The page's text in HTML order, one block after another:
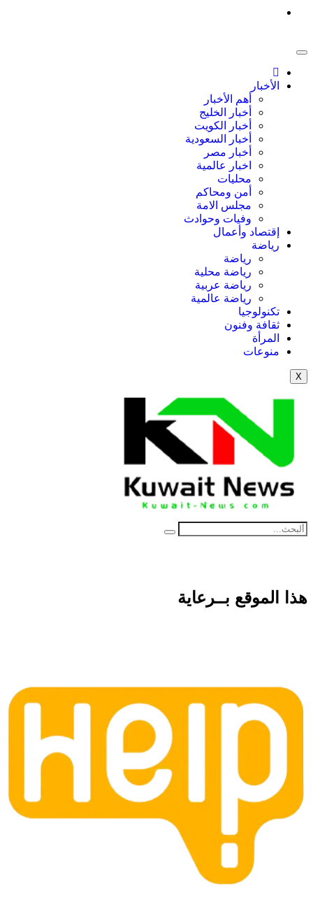
الأخبار
أهم الأخبار
أخبار الخليج
أخبار الكويت
أخبار السعودية
أخبار مصر
اخبار عالمية
محليات
أمن ومحاكم
مجلس الامة
وفيات وحوادث
إقتصاد وأعمال
رياضة
رياضة
رياضة محلية
رياضة عربية
رياضة عالمية
تكنولوجيا
ثقافة وفنون
المرأة
منوعات
X
NE
News Elementor
هذا الموقع بــرعاية